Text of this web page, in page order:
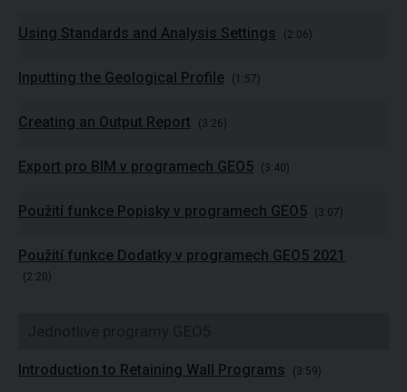
Using Standards and Analysis Settings (2:06)
Inputting the Geological Profile (1:57)
Creating an Output Report (3:26)
Export pro BIM v programech GEO5 (3:40)
Použití funkce Popisky v programech GEO5 (3:07)
Použití funkce Dodatky v programech GEO5 2021
(2:20)
Introduction to Retaining Wall Programs (3:59)